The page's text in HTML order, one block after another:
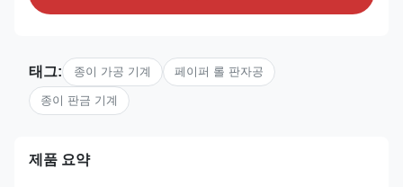
태그: 종이 가공 기계 페이퍼 롤 판자공
종이 판금 기계
제품 요약